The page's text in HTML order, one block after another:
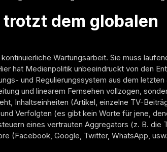
dem globalen
Wartungsarbeit. Sie muss
hat Medienpolitik unbeeindruckt von den
und Regulierungssystem aus dem
und linearem Fernsehen vollzogen,
Inhaltseinheiten (Artikel, einzelne TV-
Verfolgten (es gibt kein Worte für jene,
eines vertrauten Aggregators (z. B. die
(Facebook, Google, Twitter, WhatsApp,